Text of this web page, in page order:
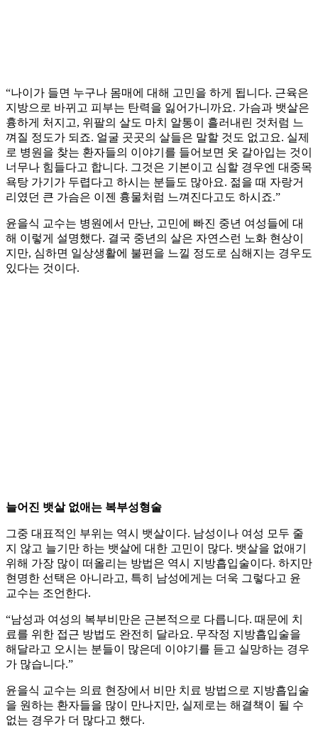
“나이가 들면 누구나 몸매에 대해 고민을 하게 됩니다. 근육은
지방으로 바뀌고 피부는 탄력을 잃어가니까요. 가슴과 뱃살은
흉하게 처지고, 위팔의 살도 마치 알통이 흘러내린 것처럼 느
껴질 정도가 되죠. 얼굴 곳곳의 살들은 말할 것도 없고요. 실제
로 병원을 찾는 환자들의 이야기를 들어보면 옷 갈아입는 것이
너무나 힘들다고 합니다. 그것은 기본이고 심할 경우엔 대중목
욕탕 가기가 두렵다고 하시는 분들도 많아요. 젊을 때 자랑거
리였던 큰 가슴은 이젠 흉물처럼 느껴진다고도 하시죠.”
윤을식 교수는 병원에서 만난, 고민에 빠진 중년 여성들에 대
해 이렇게 설명했다. 결국 중년의 살은 자연스런 노화 현상이
지만, 심하면 일상생활에 불편을 느낄 정도로 심해지는 경우도
있다는 것이다.
늘어진 뱃살 없애는 복부성형술
그중 대표적인 부위는 역시 뱃살이다. 남성이나 여성 모두 줄
지 않고 늘기만 하는 뱃살에 대한 고민이 많다. 뱃살을 없애기
위해 가장 많이 떠올리는 방법은 역시 지방흡입술이다. 하지만
현명한 선택은 아니라고, 특히 남성에게는 더욱 그렇다고 윤
교수는 조언한다.
“남성과 여성의 복부비만은 근본적으로 다릅니다. 때문에 치
료를 위한 접근 방법도 완전히 달라요. 무작정 지방흡입술을
해달라고 오시는 분들이 많은데 이야기를 듣고 실망하는 경우
가 많습니다.”
윤을식 교수는 의료 현장에서 비만 치료 방법으로 지방흡입술
을 원하는 환자들을 많이 만나지만, 실제로는 해결책이 될 수
없는 경우가 더 많다고 했다.